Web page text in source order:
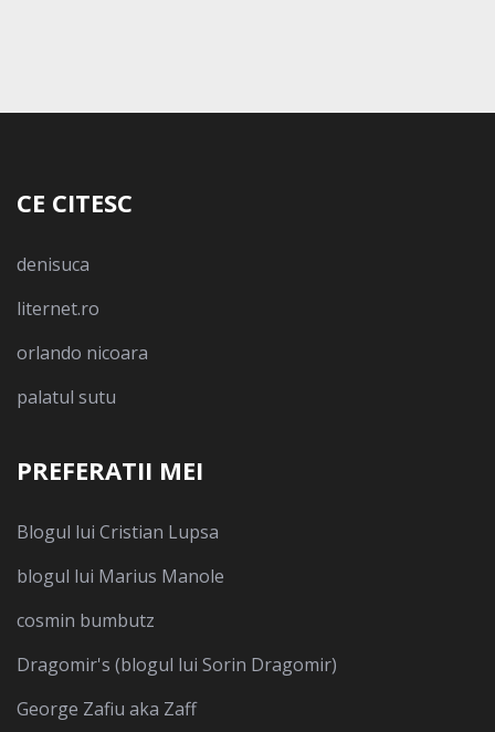
CE CITESC
denisuca
liternet.ro
orlando nicoara
palatul sutu
PREFERATII MEI
Blogul lui Cristian Lupsa
blogul lui Marius Manole
cosmin bumbutz
Dragomir's (blogul lui Sorin Dragomir)
George Zafiu aka Zaff